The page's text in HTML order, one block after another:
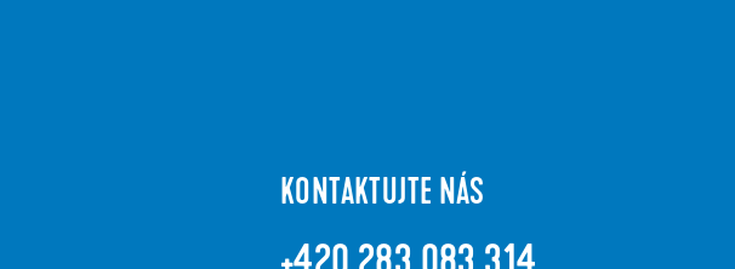
KONTAKTUJTE NÁS